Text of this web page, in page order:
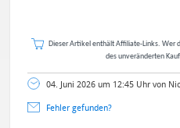
Dieser Artikel enthält Affiliate-Links. Wer
des unveränderten
04. Juni 2026 um 12:45 Uhr von
Fehler gefunden?